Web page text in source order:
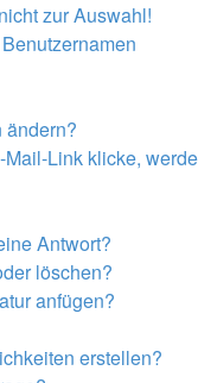
zur Auswahl!
ändern?
Link klicke, werde
Antwort?
löschen?
anfügen?
erstellen?